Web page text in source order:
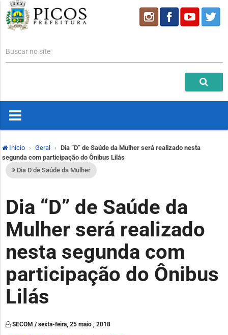
Buscar no site
Início Geral
Dia “D” de Saúde da Mulher será realizado nesta
segunda com participação do Ônibus Lilás
Dia D de Saúde da Mulher
Dia “D” de Saúde da
Mulher será realizado
nesta segunda com
participação do Ônibus
Lilás
SECOM / sexta-feira, 25 maio , 2018